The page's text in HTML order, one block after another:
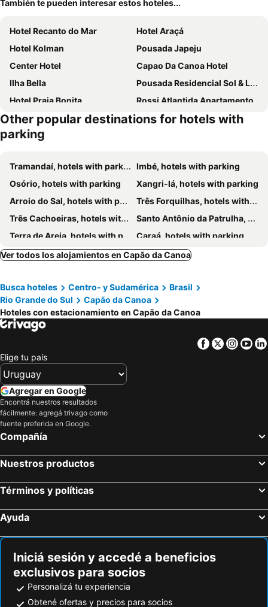
También te pueden interesar estos hoteles...
Hotel Recanto do Mar
Hotel Araçá
Hotel Kolman
Pousada Japeju
Center Hotel
Capao Da Canoa Hotel
Ilha Bella
Pousada Residencial Sol & Litoral
Hotel Praia Bonita
Rossi Atlantida Apartamento
Other popular destinations for hotels with
parking
Tramandaí, hotels with parking
Imbé, hotels with parking
Osório, hotels with parking
Xangri-lá, hotels with parking
Arroio do Sal, hotels with parking
Três Forquilhas, hotels with parking
Três Cachoeiras, hotels with parking
Santo Antônio da Patrulha, hotels with parking
Terra de Areia, hotels with parking
Caraá, hotels with parking
Morrinhos do Sul, hotels with parking
Maquiné, hotels with parking
Riozinho, hotels with parking
Ver todos los alojamientos en Capão da Canoa
Busca hoteles Centro- y Sudamérica
Brasil
Rio Grande do Sul
Capão da Canoa
Hoteles con estacionamiento en Capão da Canoa
Facebook
Twitter
Elige tu país
Agregar en Google
Encontrá nuestros resultados
fácilmente: agregá trivago como
fuente preferida en Google.
Compañía
Nuestros productos
Términos y políticas
Ayuda
Iniciá sesión y accedé a beneficios
exclusivos para socios
Personalizá tu experiencia
Obtené ofertas y precios para socios